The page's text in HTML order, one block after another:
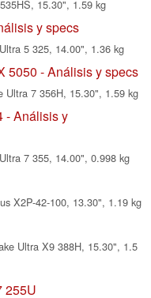
15.30", 1.59 kg
y specs
5 325, 14.00", 1.36 kg
5050 - Análisis y specs
Ultra 7 356H, 15.30", 1.59 kg
- Análisis y
7 355, 14.00", 0.998 kg
X2P-42-100, 13.30", 1.19 kg
Ultra X9 388H, 15.30", 1.5
255U